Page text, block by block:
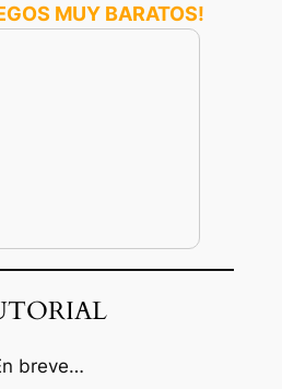
MUY BARATOS!
breve…